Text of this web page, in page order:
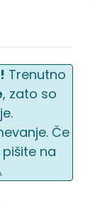
Trenutno
, zato so
Če
na